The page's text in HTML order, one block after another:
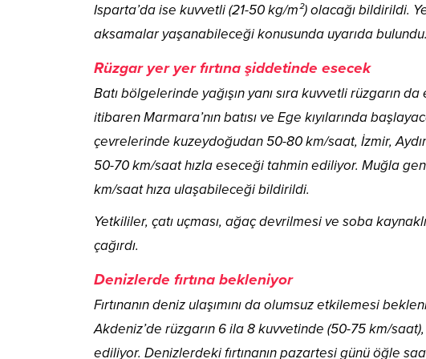
Isparta’da ise kuvvetli (21-50 kg/m²) olacağı bildirildi.
aksamalar yaşanabileceği konusunda uyarıda bulundu.
Rüzgar yer yer fırtına şiddetinde esecek
Batı bölgelerinde yağışın yanı sıra kuvvetli rüzgarın
itibaren Marmara’nın batısı ve Ege kıyılarında
çevrelerinde kuzeydoğudan 50-80 km/saat, İzmir,
50-70 km/saat hızla eseceği tahmin ediliyor. Muğla
km/saat hıza ulaşabileceği bildirildi.
Yetkililer, çatı uçması, ağaç devrilmesi ve soba
çağırdı.
Denizlerde fırtına bekleniyor
Fırtınanın deniz ulaşımını da olumsuz etkilemesi
Akdeniz’de rüzgarın 6 ila 8 kuvvetinde (50-75 km/
ediliyor. Denizlerdeki fırtınanın pazartesi günü öğle